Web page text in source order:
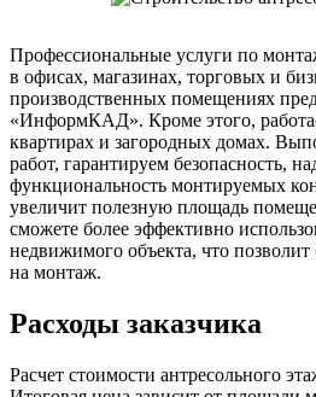
Профессиональные услуги по
в офисах, магазинах, торговых и
производственных помещениях
«ИнформКАД». Кроме этого,
квартирах и загородных домах.
работ, гарантируем безопасность,
функциональность монтируемых
увеличит полезную площадь
сможете более эффективно
недвижимого объекта, что
на монтаж.
Расходы заказчика
Расчет стоимости антресольного